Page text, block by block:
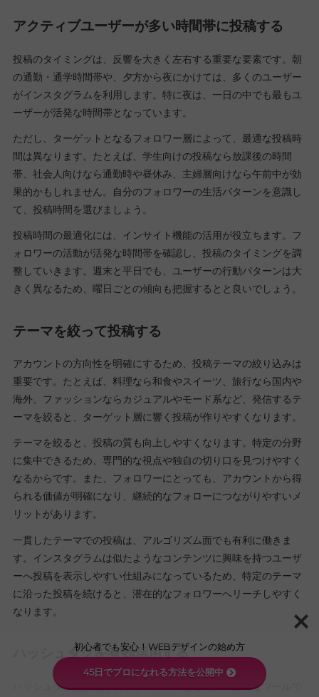
アクティブユーザーが多い時間帯に投稿する
投稿のタイミングは、反響を大きく左右する重要な要素です。朝
の通勤・通学時間帯や、夕方から夜にかけては、多くのユーザー
がインスタグラムを利用します。特に夜は、一日の中でも最もユ
ーザーが活発な時間帯となっています。
ただし、ターゲットとなるフォロワー層によって、最適な投稿時
間は異なります。たとえば、学生向けの投稿なら放課後の時間
帯、社会人向けなら通勤時や昼休み、主婦層向けなら午前中が効
果的かもしれません。自分のフォロワーの生活パターンを意識し
て、投稿時間を選びましょう。
投稿時間の最適化には、インサイト機能の活用が役立ちます。フ
ォロワーの活動が活発な時間帯を確認し、投稿のタイミングを調
整していきます。週末と平日でも、ユーザーの行動パターンは大
きく異なるため、曜日ごとの傾向も把握するとと良いでしょう。
テーマを絞って投稿する
アカウントの方向性を明確にするため、投稿テーマの絞り込みは
重要です。たとえば、料理なら和食やスイーツ、旅行なら国内や
海外、ファッションならカジュアルやモード系など、発信するテ
ーマを絞ると、ターゲット層に響く投稿が作りやすくなります。
テーマを絞ると、投稿の質も向上しやすくなります。特定の分野
に集中できるため、専門的な視点や独自の切り口を見つけやすく
なるからです。また、フォロワーにとっても、アカウントから得
られる価値が明確になり、継続的なフォローにつながりやすいメ
リットがあります。
一貫したテーマでの投稿は、アルゴリズム面でも有利に働きま
す。インスタグラムは似たようなコンテンツに興味を持つユーザ
ーへ投稿を表示しやすい仕組みになっているため、特定のテーマ
に沿った投稿を続けると、潜在的なフォロワーへリーチしやすく
なります。
ハッシュタグを有効活用する
ハッシュタグは投稿が表示されやすくなるための強力なツールで
初心者でも安心！WEBデザインの始め方
45日でプロになれる方法を公開中